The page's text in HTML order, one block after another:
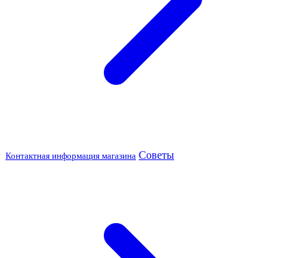
Контактная информация магазина Советы